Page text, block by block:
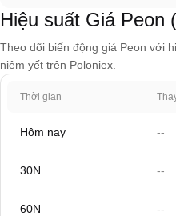
Hiệu suất Giá Peon
Theo dõi biến động giá Peon với
niêm yết trên Poloniex.
Thời gian
Hôm nay --
30N --
60N --